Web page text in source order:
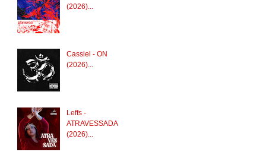
(2026)...
Cassiel - ON
(2026)...
Leffs -
ATRAVESSADA
(2026)...